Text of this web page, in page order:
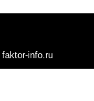
info.ru